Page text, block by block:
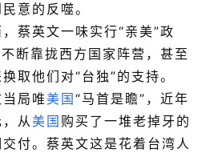
意的反噬。
蔡英文一味实行“亲美”政
断靠拢西方国家阵营，甚至
取他们对“台独”的支持。
局唯美国 “马首是瞻”，近年
从美国 购买了一堆老掉牙的
付。蔡英文这是花着台湾人